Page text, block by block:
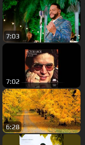
7:03
7:02
6:28